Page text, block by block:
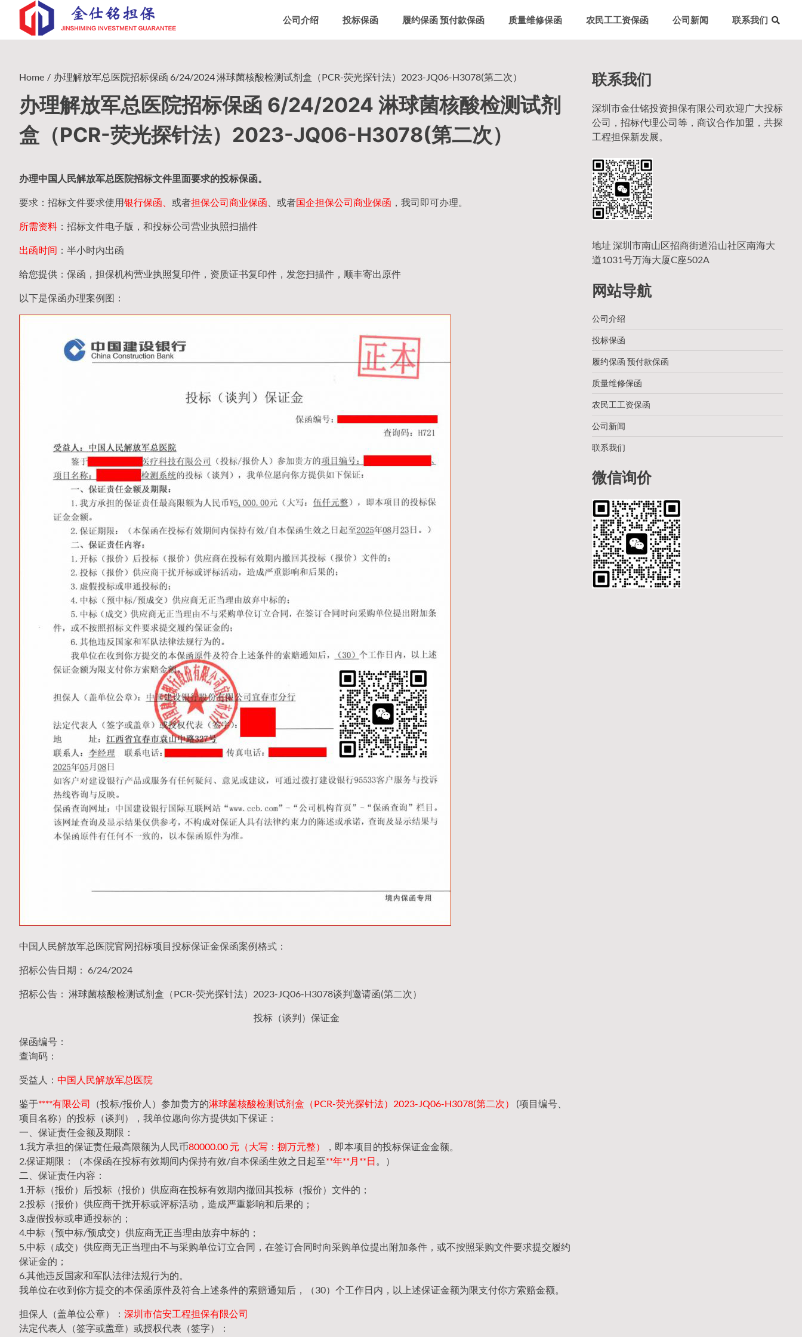
content
公司介绍 投标保函 履约保函 预付款保函 质量维修保函 农民工工资保函 公司新闻 联系我们
Home 办理解放军总医院招标保函 6/24/2024 淋球菌核酸检测试剂盒（PCR-荧光探针法）2023-JQ06-H3078(第二次）
办理解放军总医院招标保函 6/24/2024 淋球菌核酸检测试剂
盒（PCR-荧光探针法）2023-JQ06-H3078(第二次）
办理中国人民解放军总医院招标文件里面要求的投标保函。
要求：招标文件要求使用银行保函、 或者担保公司商业保函 、或者国企担保公司商业保函 ，我司即可办理。
所需资料 ：招标文件电子版，和投标公司营业执照扫描件
出函时间 ：半小时内出函
给您提供：保函，担保机构营业执照复印件，资质证书复印件，发您扫描件，顺丰寄出原件
以下是保函办理案例图：
中国人民解放军总医院官网招标项目投标保证金保函案例格式：
招标公告日期： 6/24/2024
招标公告： 淋球菌核酸检测试剂盒（PCR-荧光探针法）2023-JQ06-H3078谈判邀请函(第二次）
投标（谈判）保证金
保函编号：
查询码：
受益人： 中国人民解放军总医院
鉴于****有限公司 （投标/报价人）参加贵方的淋球菌核酸检测试剂盒（PCR-荧光探针法）2023-JQ06-H3078(第二次）
(项目编号、
项目名称）的投标（谈判），我单位愿向你方提供如下保证：
一、保证责任金额及期限：
1.我方承担的保证责任最高限额为人民币80000.00 元（大写：捌万元整）
，即本项目的投标保证金金额。
2.保证期限：（本保函在投标有效期间内保持有效/自本保函生效之日起至**年**月**日 。）
二、保证责任内容：
1.开标（报价）后投标（报价）供应商在投标有效期内撤回其投标（报价）文件的；
2.投标（报价）供应商干扰开标或评标活动，造成严重影响和后果的；
3.虚假投标或串通投标的；
4.中标（预中标/预成交）供应商无正当理由放弃中标的；
5.中标（成交）供应商无正当理由不与采购单位订立合同，在签订合同时向采购单位提出附加条件，或不按照采购文件要求提交履约
保证金的；
6.其他违反国家和军队法律法规行为的。
我单位在收到你方提交的本保函原件及符合上述条件的索赔通知后，（30）个工作日内，以上述保证金额为限支付你方索赔金额。
担保人（盖单位公章）： 深圳市信安工程担保有限公司
法定代表人（签字或盖章）或授权代表（签字）：
联系我们
深圳市金仕铭投资担保有限公司欢迎广大投标
公司，招标代理公司等，商议合作加盟，共探
工程担保新发展。
地址 深圳市南山区招商街道沿山社区南海大
道1031号万海大厦C座502A
网站导航
公司介绍
投标保函
履约保函 预付款保函
质量维修保函
农民工工资保函
公司新闻
联系我们
微信询价